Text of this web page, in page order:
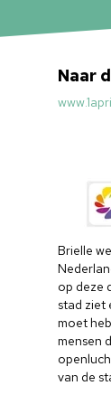
Brielle
op deze
stad ziet
moet
mensen
van de
Naar